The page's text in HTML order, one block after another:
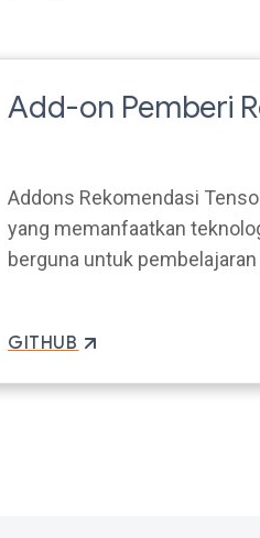
Add-on Pemberi
Addons Rekomendasi
yang memanfaatkan
berguna untuk
GITHUB